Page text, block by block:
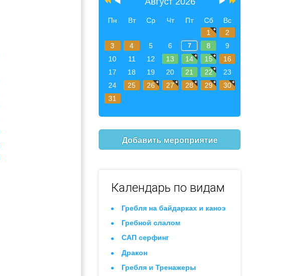
Пн Вт Ср Чт Пт Сб
Вс
1
2
3
4 5 6 7 8
9
10
11 12 13 14 15
16
17
18 19 20 21 22
23
24
25 26 27 28 29
30
31
Добавить мероприятие
Календарь по видам
Гребля на байдарках и каноэ
Гребной слалом
САП серфинг
Дракон
Гребля и Тренажеры